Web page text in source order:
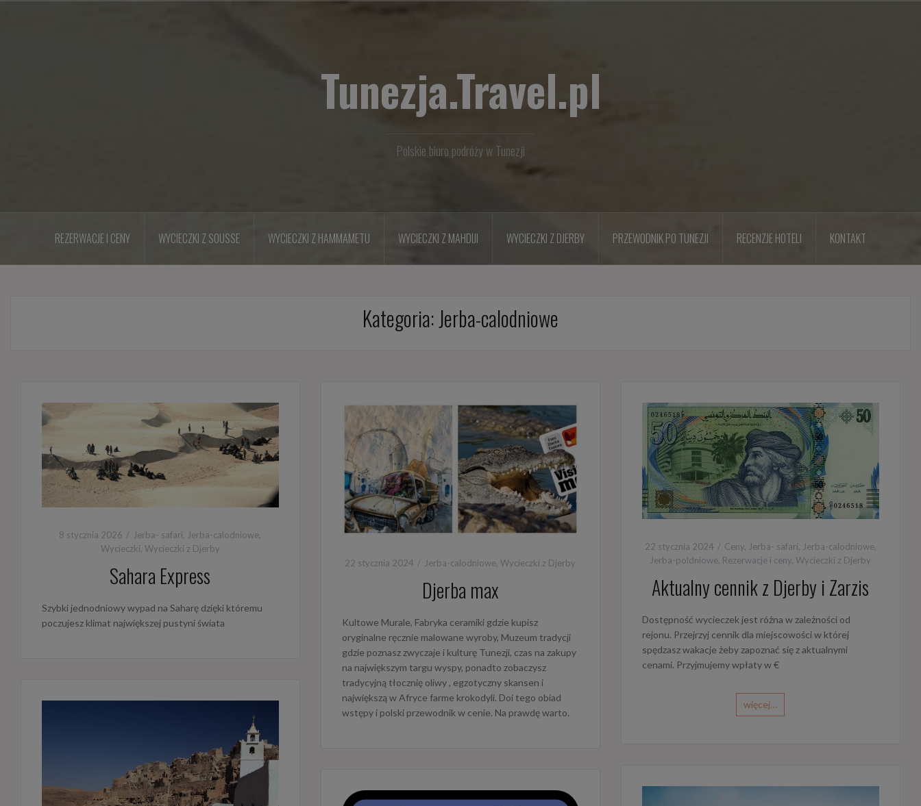
Tunezja.Travel.pl
Polskie biuro podróży w Tunezji
REZERWACJE I CENY WYCIECZKI Z SOUSSE WYCIECZKI Z HAMMAMETU WYCIECZKI Z MAHDIJI WYCIECZKI Z DJERBY PRZEWODNIK PO TUNEZJI RECENZJE HOTELI KONTAKT
Kategoria:Jerba-calodniowe
8 stycznia 2026 Jerba- safari, Jerba-calodniowe,
Wycieczki, Wycieczki z Djerby
Sahara Express
Szybki jednodniowy wypad na Saharę dzięki któremu
poczujesz klimat największej pustyni świata
22 stycznia 2024 Jerba-calodniowe,Wycieczki z Djerby
Djerba max
Kultowe Murale, Fabryka ceramiki gdzie kupisz
oryginalne ręcznie malowane wyroby, Muzeum tradycji
gdzie poznasz zwyczaje i kulturę Tunezji, czas na zakupy
na największym targu wyspy, ponadto zobaczysz
tradycyjną tłocznię oliwy , egzotyczny skansen i
największą w Afryce farme krokodyli. Doi tego obiad
wstępy i polski przewodnik w cenie. Na prawdę warto.
22 stycznia 2024 Ceny, Jerba- safari, Jerba-calodniowe,
Jerba-poldniowe, Rezerwacje i ceny,Wycieczki z Djerby
Aktualny cennik z Djerby i Zarzis
Dostępność wycieczek jest różna w zależności od
rejonu. Przejrzyj cennik dla miejscowości w której
spędzasz wakacje żeby zapoznać się z aktualnymi
cenami. Przyjmujemy wpłaty w €
więcej…